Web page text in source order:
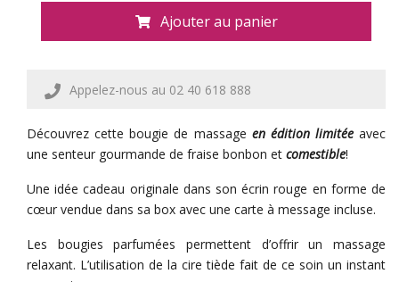
Ajouter au panier
Appelez-nous au 02 40 618 888
Découvrez cette bougie de massage en édition limitéeavec
une senteur gourmande de fraise bonbon et comestible!
Une idée cadeau originale dans son écrin rouge en forme de
cœur vendue dans sa box avec une carte à message incluse.
Les bougies parfumées permettent d’offrir un massage
relaxant. L’utilisation de la cire tiède fait de ce soin un instant